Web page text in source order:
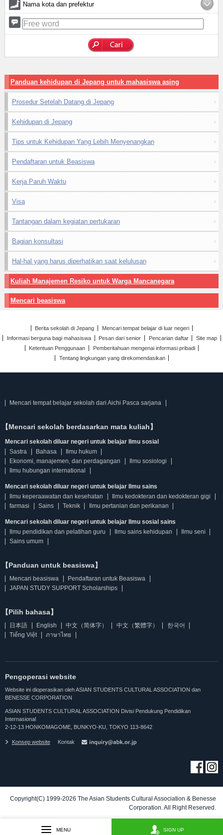
Nama kota dan prefektur
Panduan kehidupan di Jepang untuk mahasiswa asing
Prosedur Setelah Datang di Jepang
Kehidupan di Jepang
Tips untuk Kehidupan Yang Lebih Menyenangkan
Pendaftaran untuk Beasiswa
Kerja Paruh Waktu
Visa
Tantangan dalam kegiatan pertukaran
Bagian konsultasi
Hal-hal yang harus diperhatikan saat kelulusan
Kuliah Manajemen Resiko untuk Warga Mancanegara
Mencari beasiswa
Berita sekolah di Jepang
Mencari tempat belajar di luar negeri
Informasi berguna bagi mahasiswa
Pesan dari senior Pencarian daftar
Site map
Ketentuan Penggunaan
Pemberitahuan mengenai informasi pribadi
Tentang lingkungan yang direkomendasikan
Mencari tempat belajar sekolah dari Aichi Pasca sarjana
【Mencari sekolah berdasarkan mata kuliah】
Mencari sekolah diluar negeri untuk belajar Ilmu sosial
Sastra
Bahasa
Ilmu hukum
Ekonomi, manajemen, dan perdagangan
Ilmu sosiologi
Ilmu hubungan international
Mencari sekolah diluar negeri untuk belajar Ilmu sains
Ilmu keperaawatan dan kesehatan
Ilmu kedokteran dan kedokteran gigi
farmasi
Sains Teknik Ilmu pertanian dan perikanan
Mencari sekolah diluar negeri untuk belajar Ilmu sosial sains
Ilmu pendidikan dan pelatihan guru
Ilmu sains kehidupan
Ilmu seni
Sains umum
【Panduan untuk beasiswa】
Mencari beasiswa
Pendaftaran untuk Beasiswa
JAPAN STUDY SUPPORT Scholarships
【Pilih bahasa】
日本語 English 中文（简体字） 中文（繁體字）
한국어
Tiếng Việt
ภาษาไทย
Pengoperasi website
Website ini dioperasikan oleh ASIAN STUDENTS CULTURAL ASSOCIATION dan
BENESSE CORPORATION
ASIAN STUDENTS CULTURAL ASSOCIATION Divisi Pendukung Pendidikan
Internasional
2-12-13 HONKOMAGOME, BUNKYO-KU, TOKYO 113-8642
Konsep website Kontak
Copyright(C) 1999-2026 The Asian Students Cultural Association & Benesse
Corporation. All Right Reserved.
MENU SIGN UP